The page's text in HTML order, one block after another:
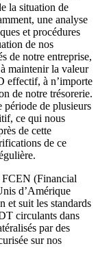
la situation de
une analyse
et procédures
de nos
de notre entreprise,
maintenir la valeur
effectif, à n’importe
de notre trésorerie.
période de plusieurs
ce qui nous
de cette
de ce
FCEN (Financial
d’Amérique
et suit les standards
circulants dans
par des
sur nos